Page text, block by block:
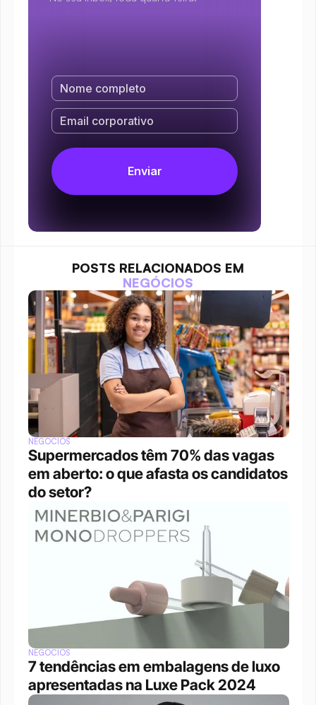
POSTS RELACIONADOS EM
NEGÓCIOS
NEGÓCIOS
Supermercados têm 70% das vagas
em aberto: o que afasta os candidatos
do setor?
NEGÓCIOS
7 tendências em embalagens de luxo
apresentadas na Luxe Pack 2024